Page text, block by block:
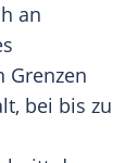
an
Grenzen
bei bis zu